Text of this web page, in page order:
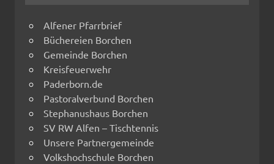
Alfener Pfarrbrief
Büchereien Borchen
Gemeinde Borchen
Kreisfeuerwehr
Paderborn.de
Pastoralverbund Borchen
Stephanushaus Borchen
SV RW Alfen – Tischtennis
Unsere Partnergemeinde
Volkshochschule Borchen